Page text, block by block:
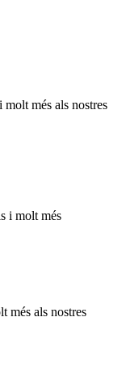
més als nostres
i molt més
més als nostres